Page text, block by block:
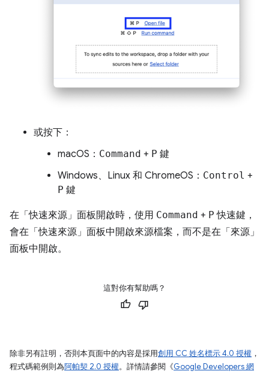
或按下：
macOS： Command + P 鍵
Windows、Linux 和 ChromeOS： Control +
P 鍵
在「快速來源」 面板開啟時，使用 Command + P 快速鍵，
會在「快速來源」 面板中開啟來源檔案，而不是在「來源」
面板中開啟。
這對你有幫助嗎？
除非另有註明，否則本頁面中的內容是採用創用 CC 姓名標示 4.0 授權 ，
程式碼範例則為阿帕契 2.0 授權。詳情請參閱《Google Developers 網